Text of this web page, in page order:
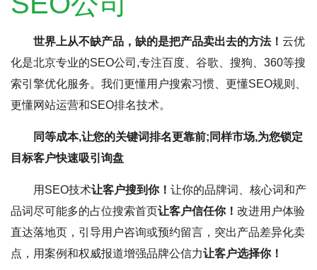
世界上从不缺产品，缺的是把产品卖出去的方法！ 云优
化是北京专业的SEO公司,专注百度、谷歌、搜狗、360等搜
索引擎优化服务。我们更懂用户搜索习惯、更懂SEO规则、
更懂网站运营和SEO排名技术。
同等成本,让您的关键词排名更靠前;同样市场,为您锁定
目标客户快速吸引询盘
用SEO技术让客户搜到你！ 让你的品牌词、核心词和产
品词尽可能多的占位搜索首页让客户信任你！ 改进用户体验
直达落地页，引导用户咨询或预约留言，突出产品差异化卖
点，用案例和权威报道增强品牌公信力让客户选择你！